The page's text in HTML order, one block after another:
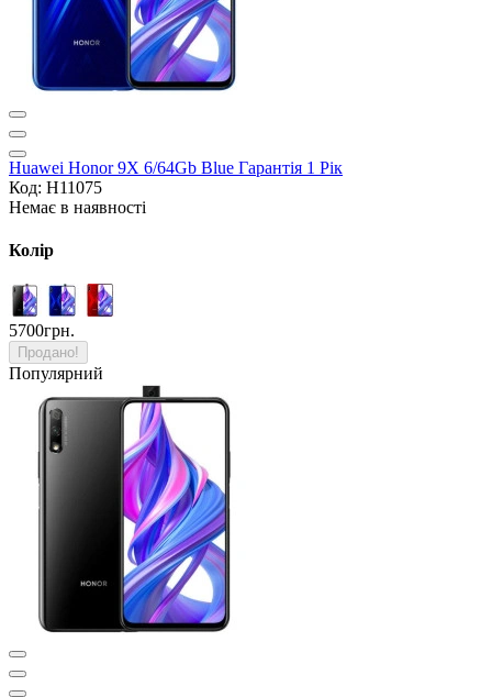
Huawei Honor 9X 6/64Gb Blue Гарантія 1 Рік
Код: H11075
Немає в наявності
Колір
5700грн.
Продано!
Популярний